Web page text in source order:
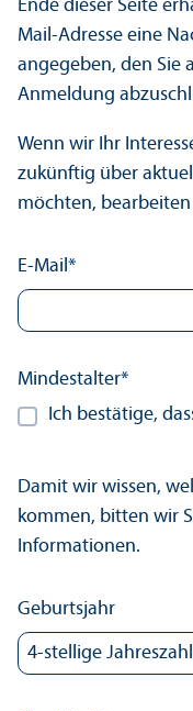
Ende dieser Seite
Mail-Adresse eine
angegeben, den Sie
Anmeldung
Wenn wir Ihr
zukünftig über
möchten,
E-Mail*
Mindest­alter*
Ich bestätige,
Damit wir wissen,
kommen, bitten wir
Informationen.
Geburtsjahr